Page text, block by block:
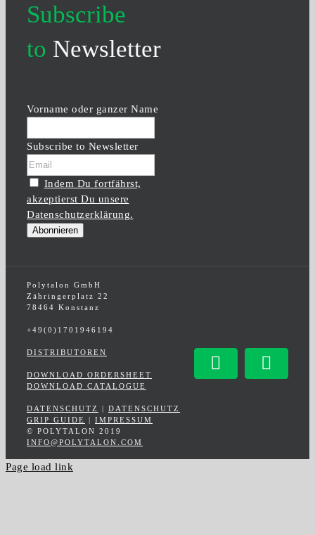
Subscribe
to Newsletter
Vorname oder ganzer Name
Subscribe to Newsletter
Indem Du fortfährst,
akzeptierst Du unsere
Datenschutzerklärung.
Polytalon GmbH
Zähringerplatz 22
78464 Konstanz
+49(0)1701946194
DISTRIBUTOREN
DOWNLOAD ORDERSHEET
DOWNLOAD CATALOGUE
DATENSCHUTZ
DATENSCHUTZ
GRIP GUIDE
IMPRESSUM
© POLYTALON 2019
INFO@POLYTALON.COM
Facebook
Page load link